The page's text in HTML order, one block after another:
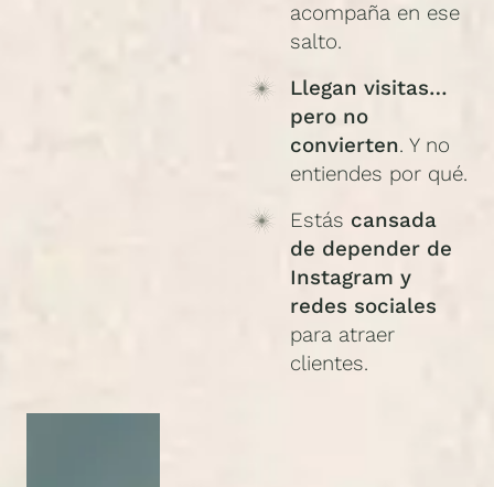
acompaña en ese
salto.
Llegan visitas…
pero no
convierten. Y no
entiendes por qué.
Estás cansada
de depender de
Instagram y
redes sociales
para atraer
clientes.